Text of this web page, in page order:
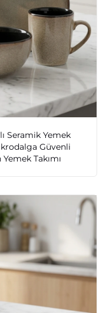
Seramik Yemek
Güvenli
Takımı